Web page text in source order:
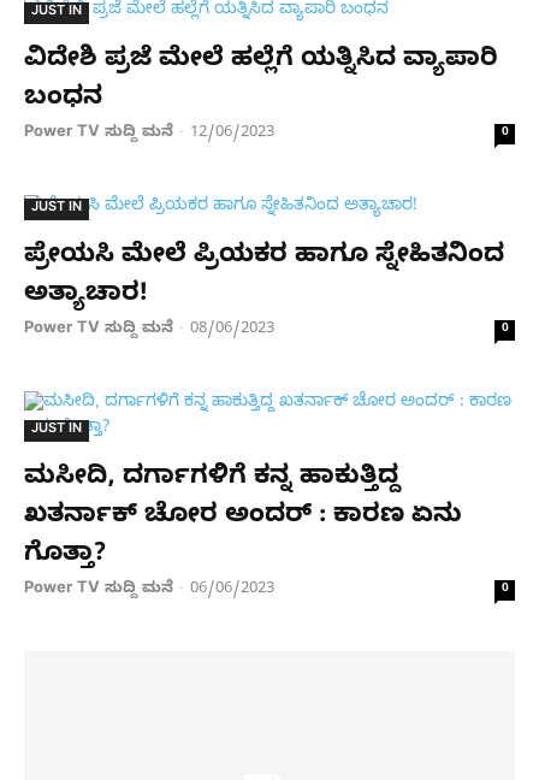
JUST IN
ವಿದೇಶಿ ಪ್ರಜೆ ಮೇಲೆ ಹಲ್ಲೆಗೆ ಯತ್ನಿಸಿದ ವ್ಯಾಪಾರಿ
ಬಂಧನ
Power TV ಸುದ್ದಿ ಮನೆ - 12/06/2023 0
JUST IN
ಪ್ರೇಯಸಿ ಮೇಲೆ ಪ್ರಿಯಕರ ಹಾಗೂ ಸ್ನೇಹಿತನಿಂದ
ಅತ್ಯಾಚಾರ!
Power TV ಸುದ್ದಿ ಮನೆ - 08/06/2023 0
JUST IN
ಮಸೀದಿ, ದರ್ಗಾಗಳಿಗೆ ಕನ್ನ ಹಾಕುತ್ತಿದ್ದ
ಖತರ್ನಾಕ್ ಚೋರ ಅಂದರ್ : ಕಾರಣ ಏನು
ಗೊತ್ತಾ?
Power TV ಸುದ್ದಿ ಮನೆ - 06/06/2023 0